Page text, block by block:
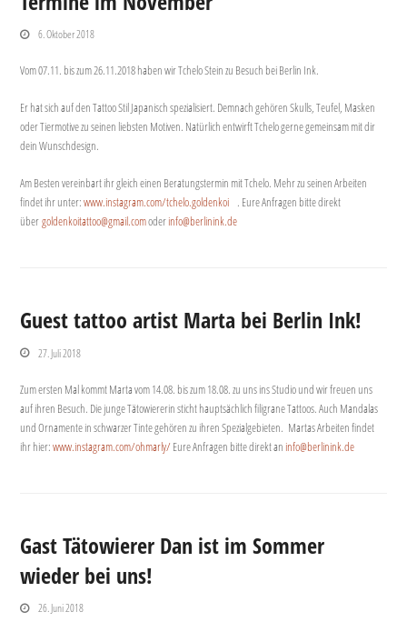
6. Oktober 2018
Vom 07.11. bis zum 26.11.2018 haben wir Tchelo Stein zu Besuch bei Berlin Ink.
Er hat sich auf den Tattoo Stil Japanisch spezialisiert. Demnach gehören Skulls, Teufel, Masken
oder Tiermotive zu seinen liebsten Motiven. Natürlich entwirft Tchelo gerne gemeinsam mit dir
dein Wunschdesign.
Am Besten vereinbart ihr gleich einen Beratungstermin mit Tchelo. Mehr zu seinen Arbeiten
findet ihr unter:www.instagram.com/tchelo.goldenkoi . Eure Anfragen bitte direkt
übergoldenkoitattoo@gmail.comoderinfo@berlinink.de
Guest tattoo artist Marta bei Berlin Ink!
27. Juli 2018
Zum ersten Mal kommt Marta vom 14.08. bis zum 18.08. zu uns ins Studio und wir freuen uns
auf ihren Besuch. Die junge Tätowiererin sticht hauptsächlich filigrane Tattoos. Auch Mandalas
und Ornamente in schwarzer Tinte gehören zu ihren Spezialgebieten. Martas Arbeiten findet
ihr hier:www.instagram.com/ohmarly/Eure Anfragen bitte direkt an info@berlinink.de
Gast Tätowierer Dan ist im Sommer
wieder bei uns!
26. Juni 2018